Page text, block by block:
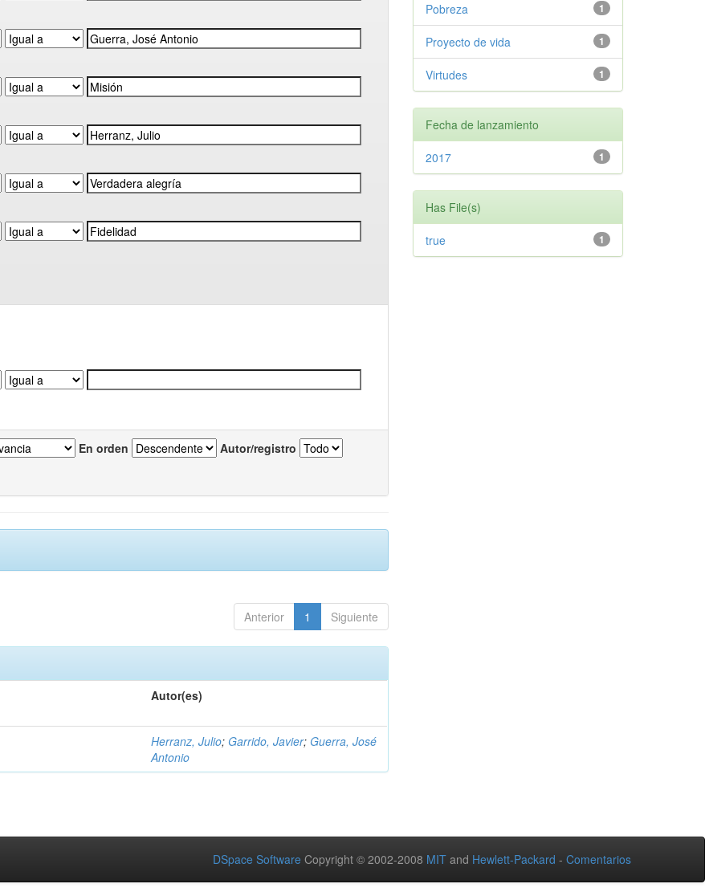
En orden Autor/registro
Anterior 1 Siguiente
Autor(es)
Herranz, Julio; Garrido, Javier; Guerra, José
Antonio
1
Pobreza
1
Proyecto de vida
1
Virtudes
Fecha de lanzamiento
1
2017
Has File(s)
1
true
DSpace Software Copyright © 2002-2008 MIT and Hewlett-Packard - Comentarios